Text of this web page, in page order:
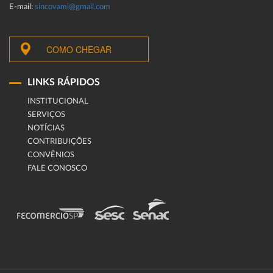
E-mail: sincovami@gmail.com
COMO CHEGAR
LINKS RÁPIDOS
INSTITUCIONAL
SERVIÇOS
NOTÍCIAS
CONTRIBUIÇÕES
CONVÊNIOS
FALE CONOSCO